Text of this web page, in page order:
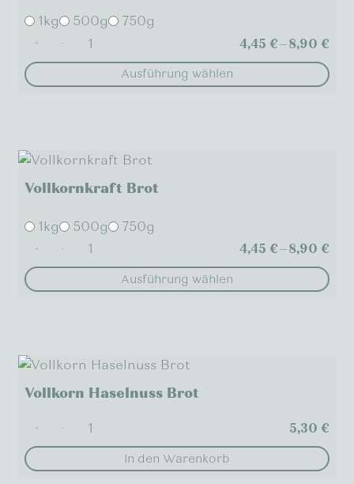
1kg 500g 750g
+ - 4,45€–8,90€
Ausführung wählen
mehrere
auf.
Optionen
können
auf
der
werden
Vollkornkraft Brot
1kg 500g 750g
+ - 4,45€–8,90€
Ausführung wählen
mehrere
auf.
können
Vollkorn Haselnuss Brot
+ - 5,30€
In den Warenkorb